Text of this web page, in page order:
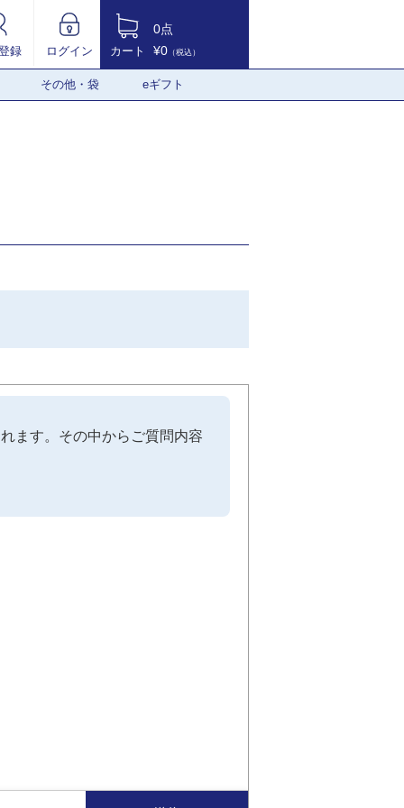
録 ログイン カート
0点
¥0 （税込）
その他・袋 eギフト